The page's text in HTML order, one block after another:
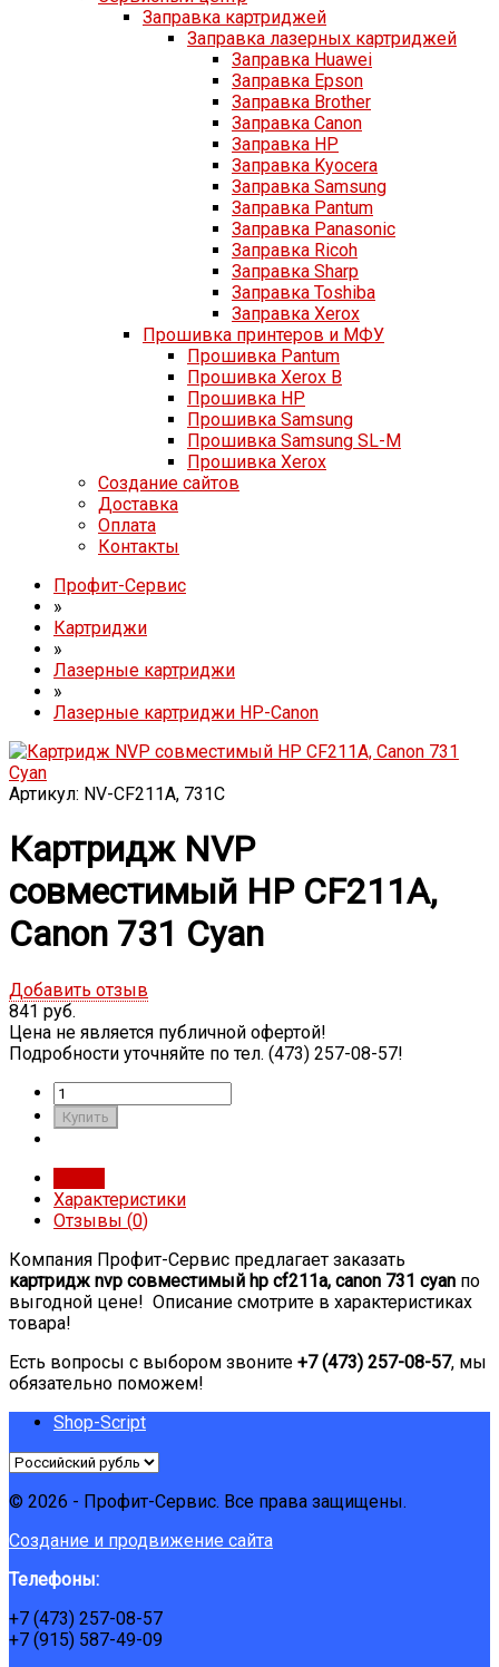
Заправка картриджей
Заправка лазерных картриджей
Заправка Huawei
Заправка Epson
Заправка Brother
Заправка Canon
Заправка HP
Заправка Kyocera
Заправка Samsung
Заправка Pantum
Заправка Panasonic
Заправка Ricoh
Заправка Sharp
Заправка Toshiba
Заправка Xerox
Прошивка принтеров и МФУ
Прошивка Pantum
Прошивка Xerox B
Прошивка HP
Прошивка Samsung
Прошивка Samsung SL-M
Прошивка Xerox
Создание сайтов
Доставка
Оплата
Контакты
Профит-Сервис
»
Картриджи
»
Лазерные картриджи
»
Лазерные картриджи HP-Canon
Артикул: NV-CF211A, 731C
Картридж NVP
совместимый HP CF211A,
Canon 731 Cyan
Добавить отзыв
841 руб.
Цена не является публичной офертой!
Подробности уточняйте по тел. (473) 257-08-57!
Характеристики
Отзывы (0)
Компания Профит-Сервис предлагает заказать
картридж nvp совместимый hp cf211a, canon 731 cyan по
выгодной цене! Описание смотрите в характеристиках
товара!
Есть вопросы с выбором звоните +7 (473) 257-08-57, мы
обязательно поможем!
Shop-Script
© 2026 - Профит-Сервис. Все права защищены.
Создание и продвижение сайта
Телефоны:
+7 (473) 257-08-57
+7 (915) 587-49-09